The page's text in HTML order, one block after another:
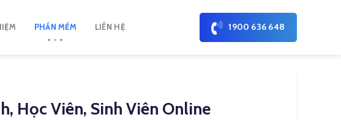
PHẦN MỀM LIÊN HỆ 1900 636 648
Học Viên, Sinh Viên Online